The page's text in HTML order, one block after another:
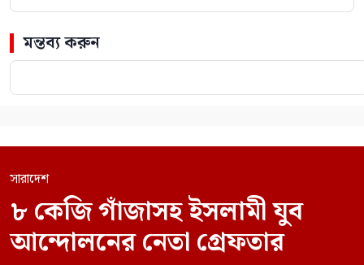
মন্তব্য করুন
সারাদেশ
৮ কেজি গাঁজাসহ ইসলামী যুব
আন্দোলনের নেতা গ্রেফতার